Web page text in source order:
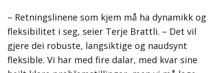
– Retningslinene som kjem må ha dynamikk og
fleksibilitet i seg, seier Terje Brattli. – Det vil
gjere dei robuste, langsiktige og naudsynt
fleksible. Vi har med fire dalar, med kvar sine